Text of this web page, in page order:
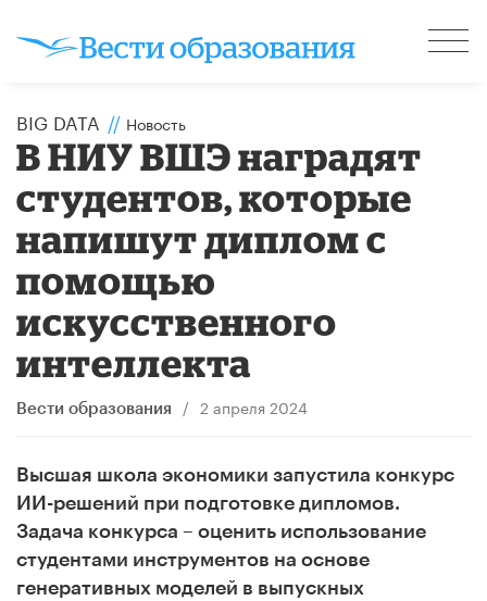
BIG DATA // Новость
В НИУ ВШЭ наградят
студентов, которые
напишут диплом с
помощью
искусственного
интеллекта
Вести образования / 2 апреля 2024
Высшая школа экономики запустила конкурс
ИИ-решений при подготовке дипломов.
Задача конкурса – оценить использование
студентами инструментов на основе
генеративных моделей в выпускных